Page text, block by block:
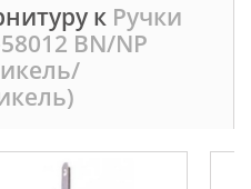
к Ручки
BN/NP